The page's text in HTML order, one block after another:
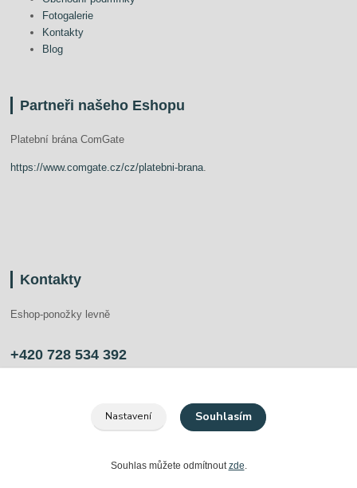
Fotogalerie
Kontakty
Blog
Partneři našeho Eshopu
Platební brána ComGate
https://www.comgate.cz/cz/platebni-brana.
Kontakty
Eshop-ponožky levně
+420 728 534 392
Nastavení Souhlasím
Souhlas můžete odmítnoutzde.